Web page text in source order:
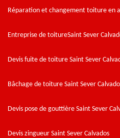
Réparation et changement toiture en
Entreprise de toitureSaint Sever
Devis fuite de toiture Saint Sever
Bâchage de toiture Saint Sever
Devis pose de gouttière Saint Sever
Devis zingueur Saint Sever Calvados